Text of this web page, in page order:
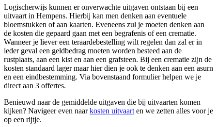
Logischerwijs kunnen er onverwachte uitgaven ontstaan bij een
uitvaart in Hempens. Hierbij kan men denken aan eventuele
bloemstukken of aan kaarten. Eveneens zul je moeten denken aan
de kosten die gepaard gaan met een begrafenis of een crematie.
Wanneer je liever een teraardebestelling wilt regelen dan zal er in
ieder geval een geldbedrag moeten worden besteed aan de
rustplaats, aan een kist en aan een grafsteen. Bij een crematie zijn de
kosten standaard lager maar hier dien je ook te denken aan een asurn
en een eindbestemming. Via bovenstaand formulier helpen we je
direct aan 3 offertes.
Benieuwd naar de gemiddelde uitgaven die bij uitvaarten komen
kijken? Navigeer even naarkosten uitvaart en we zetten alles voor je
op een rijtje.